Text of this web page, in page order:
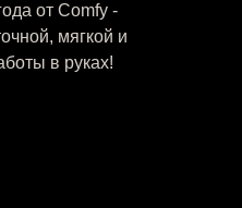
от Comfy -
мягкой и
в руках!